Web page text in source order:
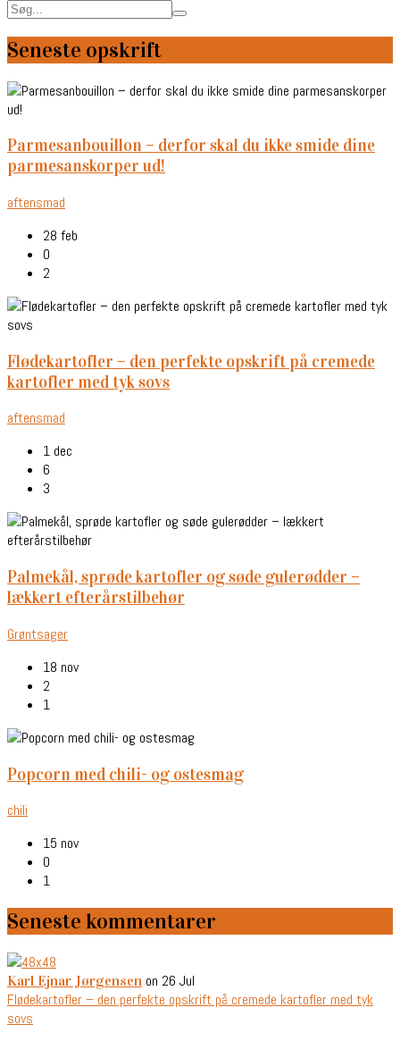
Seneste opskrift
parmesanbouillon – derfor skal du ikke smide dine
parmesanskorper ud!
aftensmad
28 feb
0
2
flødekartofler – den perfekte opskrift på cremede
kartofler med tyk sovs
aftensmad
1 dec
6
3
palmekål, sprøde kartofler og søde gulerødder –
lækkert efterårstilbehør
Grøntsager
18 nov
2
1
popcorn med chili- og ostesmag
chili
15 nov
0
1
Seneste kommentarer
Karl Ejnar Jørgensen on 26 Jul
Flødekartofler – den perfekte opskrift på cremede kartofler med tyk
sovs